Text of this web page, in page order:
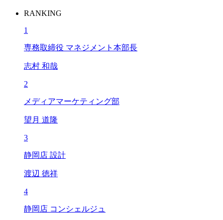
RANKING
1
専務取締役 マネジメント本部長
志村 和哉
2
メディアマーケティング部
望月 道隆
3
静岡店 設計
渡辺 徳祥
4
静岡店 コンシェルジュ